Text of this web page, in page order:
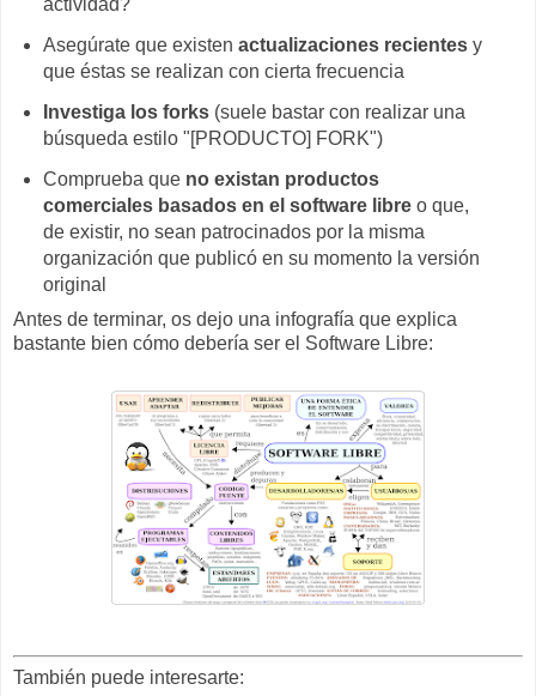
actividad?
Asegúrate que existen actualizaciones recientes y
que éstas se realizan con cierta frecuencia
Investiga los forks(suele bastar con realizar una
búsqueda estilo "[PRODUCTO] FORK")
Comprueba que no existan productos
comerciales basados en el software libreo que,
de existir, no sean patrocinados por la misma
organización que publicó en su momento la versión
original
Antes de terminar, os dejo una infografía que explica
bastante bien cómo debería ser el Software Libre:
También puede interesarte: